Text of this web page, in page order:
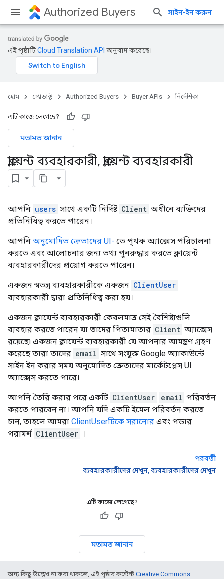
Authorized Buyers সাইন-ইন করুন
এই পৃষ্ঠাটিCloud Translation API অনুবাদ করেছে।
হোম প্রোডাক্ট Authorized Buyers Buyer APIs নির্দেশিকা
এটি কাজে লেগেছে?
মতামত জানান
ক্লায়েন্ট ব্যবহারকারী, ক্লায়েন্ট ব্যবহারকারী
আপনি users সাথে একটি নির্দিষ্ট Client অধীনে ব্যক্তিদের
প্রতিনিধিত্ব করতে পারেন।
আপনি অনুমোদিত ক্রেতাদের UI- তে পৃথক অ্যাক্সেস পরিচালনা
করতে এবং আলোচনার জন্য তথ্য পুনরুদ্ধার করতে ক্লায়েন্ট
ব্যবহারকারীদের প্রয়োগ করতে পারেন।
একজন স্বতন্ত্র ব্যবহারকারীকে একজন ClientUser
ব্যবহারকারী দ্বারা প্রতিনিধিত্ব করা হয়।
একজন ক্লায়েন্ট ব্যবহারকারী কেবলমাত্র সেই বৈশিষ্ট্যগুলি
ব্যবহার করতে পারেন যা তাদের পিতামাতার Client অ্যাক্সেস
রয়েছে৷ একজন ক্লায়েন্ট ব্যবহারকারী যে আপনার আমন্ত্রণ গ্রহণ
করেছে তারা তাদের email সাথে সংযুক্ত Google অ্যাকাউন্টে
সাইন ইন করার সময় অনুমোদিত ক্রেতাদের মার্কেটপ্লেস UI
অ্যাক্সেস করতে পারে।
আপনি তৈরি করার পরে একটি ClientUser email পরিবর্তন
করতে পারবেন না। আপনি যদি একটি ইমেল পরিবর্তন করতে
চান, তাহলে আমরা ClientUserটিকে সরানোর এবং পড়ার
পরামর্শ ClientUser ।
পরবর্তী
ব্যবহারকারীদের দেখুন, ব্যবহারকারীদের দেখুন
এটি কাজে লেগেছে?
মতামত জানান
অন্য কিছু উল্লেখ না করা থাকলে, এই পৃষ্ঠার কন্টেন্ট Creative Commons